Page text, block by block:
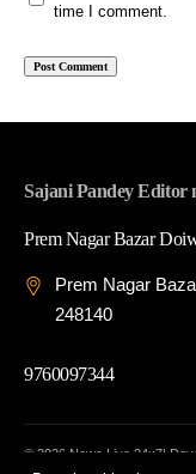
time I comment.
Sajani Pandey Editor
Prem Nagar Bazar
Prem Nagar
248140
9760097344
© 2026 News Live 24x7|